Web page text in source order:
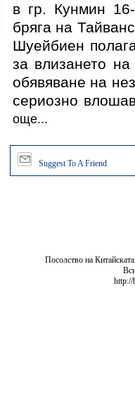
в гр. Кунмин
бряга на
Шуейбиен
за влизането
обявяване на
сериозно
още...
Suggest To A Friend
Посолство на
http://